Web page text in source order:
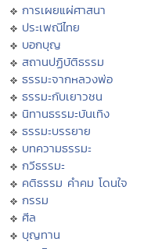
การเผยแผ่ศาสนา
ประเพณีไทย
บอกบุญ
สถานปฏิบัติธรรม
ธรรมะจากหลวงพ่อ
ธรรมะกับเยาวชน
นิทานธรรมะบันเทิง
ธรรมะบรรยาย
บทความธรรมะ
กวีธรรมะ
คติธรรม คำคม โดนใจ
กรรม
ศีล
บุญทาน